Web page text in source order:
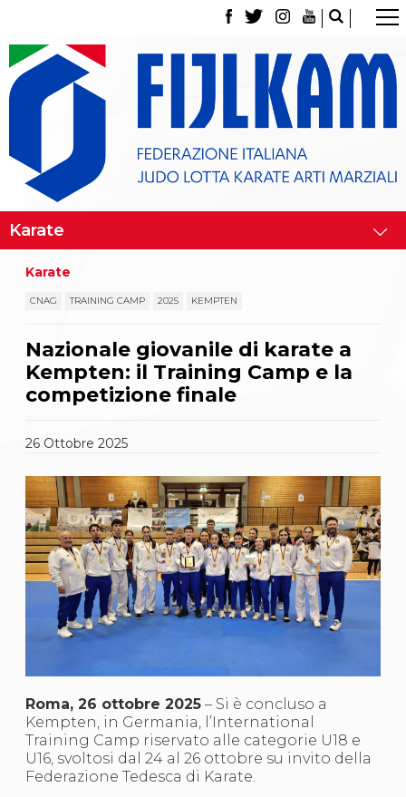
La Federazione
Tesseramento
Contatti
Norme e modulistica Affiliazioni e Tesseramenti
Classifica Società Sportive con più di 100 atleti
tesserati
Giustizia Sportiva
Partners
La disciplina
News
Attività Didattica
Gare e Risultati
La disciplina
News
Gare e Risultati
Attività Didattica
Albi Federali
Karate
La disciplina
News
Gare e Risultati
Arti marziali
Aikido
Ju Jitsu
Sumo
Capoeira
Grappling
Karate
CNAG TRAINING CAMP 2025 KEMPTEN
Nazionale giovanile di karate a
Kempten: il Training Camp e la
competizione finale
26 Ottobre2025
Roma, 26 ottobre 2025 – Si è concluso a
Kempten, in Germania, l’International
Training Camp riservato alle categorie U18 e
U16, svoltosi dal 24 al 26 ottobre su invito della
Federazione Tedesca di Karate.